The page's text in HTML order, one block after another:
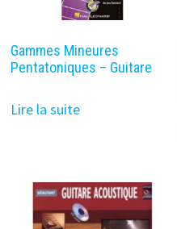
Gammes Mineures
Pentatoniques – Guitare
Lire la suite